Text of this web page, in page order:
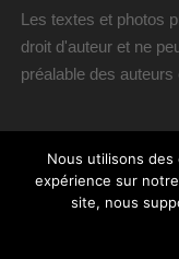
Les textes et photos
droit d'auteur et ne
préalable des
[les] Gourmantissimes|
Nous utilisons des
expérience sur
site, nous